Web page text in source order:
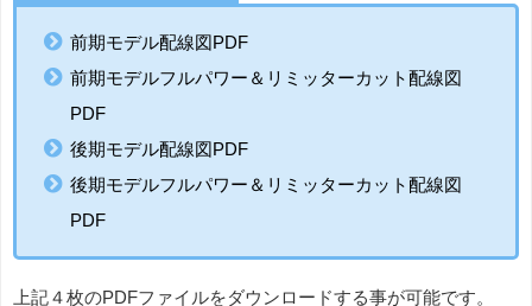
前期モデル配線図PDF
前期モデルフルパワー＆リミッターカット配線図
PDF
後期モデル配線図PDF
後期モデルフルパワー＆リミッターカット配線図
PDF
上記４枚のPDFファイルをダウンロードする事が可能です。